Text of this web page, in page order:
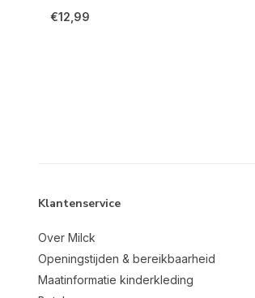
€12,99
Klantenservice
Over Milck
Openingstijden & bereikbaarheid
Maatinformatie kinderkleding